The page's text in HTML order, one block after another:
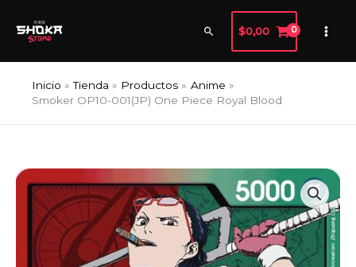
Buscar
$0,00
Inicio Tienda Productos
Anime
Smoker OP10-001(JP) One Piece Royal Blood
Smoker
OP10-
001(JP)
One